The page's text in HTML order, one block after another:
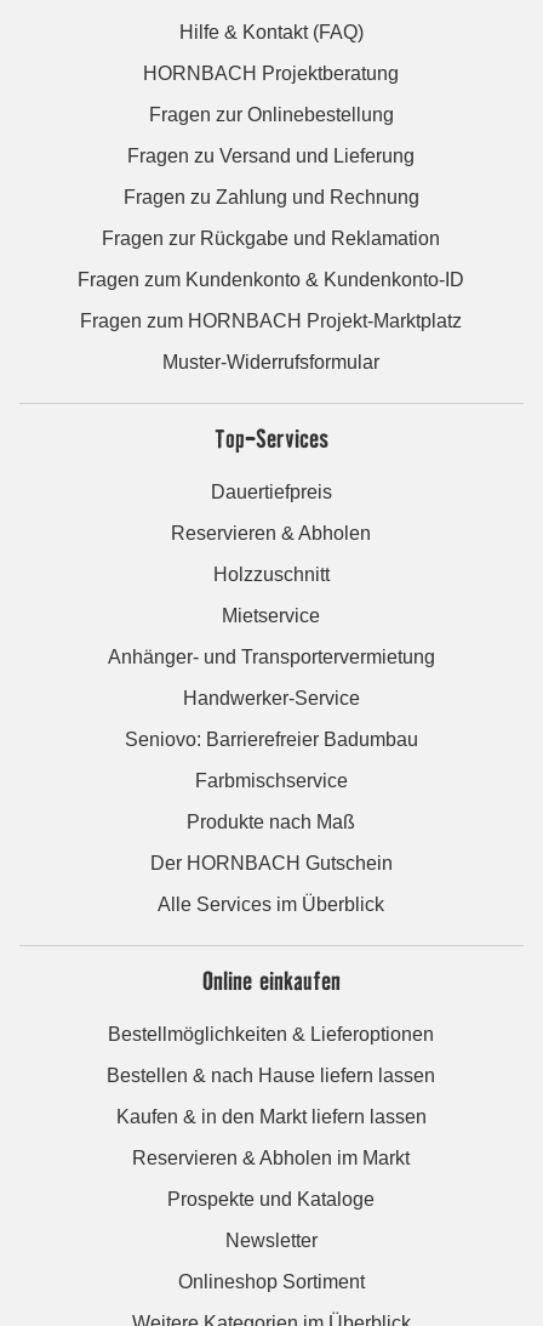
Hilfe & Kontakt (FAQ)
HORNBACH Projektberatung
Fragen zur Onlinebestellung
Fragen zu Versand und Lieferung
Fragen zu Zahlung und Rechnung
Fragen zur Rückgabe und Reklamation
Fragen zum Kundenkonto & Kundenkonto-ID
Fragen zum HORNBACH Projekt-Marktplatz
Muster-Widerrufsformular
Top-Services
Dauertiefpreis
Reservieren & Abholen
Holzzuschnitt
Mietservice
Anhänger- und Transportervermietung
Handwerker-Service
Seniovo: Barrierefreier Badumbau
Farbmischservice
Produkte nach Maß
Der HORNBACH Gutschein
Alle Services im Überblick
Online einkaufen
Bestellmöglichkeiten & Lieferoptionen
Bestellen & nach Hause liefern lassen
Kaufen & in den Markt liefern lassen
Reservieren & Abholen im Markt
Prospekte und Kataloge
Newsletter
Onlineshop Sortiment